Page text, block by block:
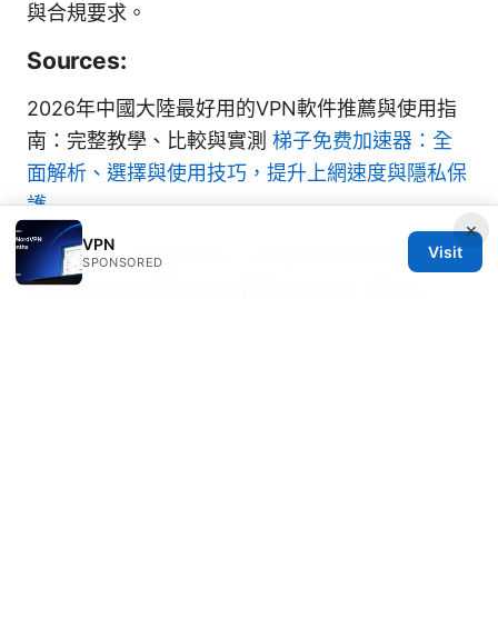
與合規要求。
Sources:
2026年中國大陸最好用的VPN軟件推薦與使用指
南：完整教學、比較與實測 梯子免费加速器：全
面解析、選擇與使用技巧，提升上網速度與隱私保
護
Setup vpn edgerouter: comprehensive guide to
configuring VPN on EdgeRouter for IPsec,
×
VPN
SPONSORED
Visit